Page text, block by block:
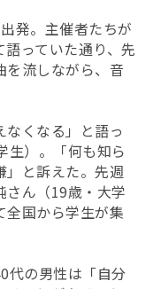
発。主催者たちが
語っていた通り、先
を流しながら、音
なくなる」と語っ
生）。「何も知ら
」と訴えた。先週
さん（19歳・大学
全国から学生が集
代の男性は「自分